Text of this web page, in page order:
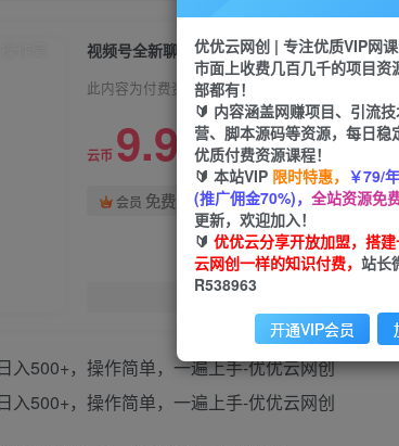
视频号全新聊天玩法纯原创，轻松日入500+
此内容为付费资源，请付费后查看
云币 9.9 限时特惠
云币99
会员 免费
您当
优优云网创 | 专注优质VIP网课
市面上收费几百几千的项目资
部都有！
🔰 内容涵盖网赚项目、引流
营、脚本源码等资源，每日稳
优质付费资源课程！
🔰 本站VIP 限时特惠， ￥79/
(推广佣金70%)， 全站资源免
更新，欢迎加入！
🔰 优优云分享开放加盟，搭
云网创一样的知识付费， 站长
R538963
开通VIP会员